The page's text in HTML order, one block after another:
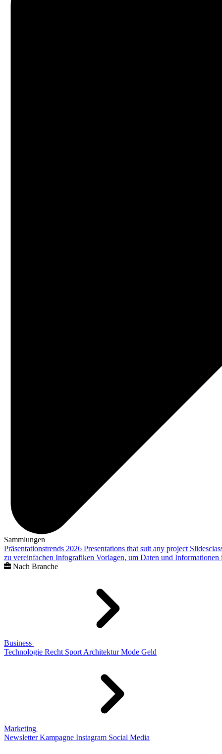
Sammlungen
Präsentationstrends 2026 Presentations that suit any project
zu vereinfachen Infografiken Vorlagen, um Daten und
Nach Branche
Business
Technologie Recht Sport Architektur Mode Geld
Marketing
Newsletter Kampagne Instagram Social Media